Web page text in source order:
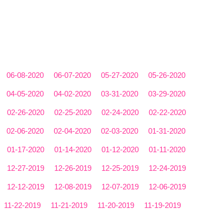
06-08-2020 06-07-2020 05-27-2020 05-26-2020
04-05-2020 04-02-2020 03-31-2020 03-29-2020
02-26-2020 02-25-2020 02-24-2020 02-22-2020
02-06-2020 02-04-2020 02-03-2020 01-31-2020
01-17-2020 01-14-2020 01-12-2020 01-11-2020
12-27-2019 12-26-2019 12-25-2019 12-24-2019
12-12-2019 12-08-2019 12-07-2019 12-06-2019
11-22-2019 11-21-2019 11-20-2019 11-19-2019